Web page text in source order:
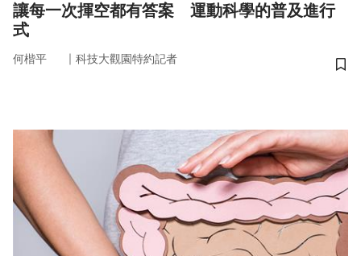
讓每一次揮空都有答案 運動科學的普及進行
式
何楷平 ｜ 科技大觀園特約記者
儲